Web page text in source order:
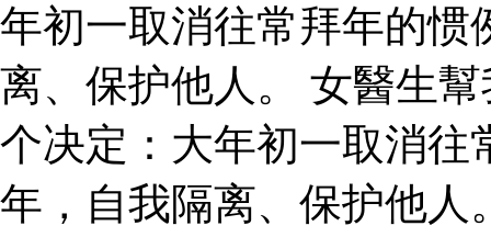
年初一取消往常拜年的惯
离、保护他人。 女醫生
个决定：大年初一取消往
年，自我隔离、保护他人